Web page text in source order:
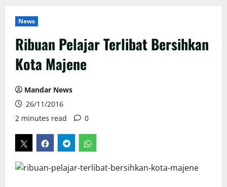
News
Ribuan Pelajar Terlibat Bersihkan
Kota Majene
Mandar News
26/11/2016
2 minutes read
0